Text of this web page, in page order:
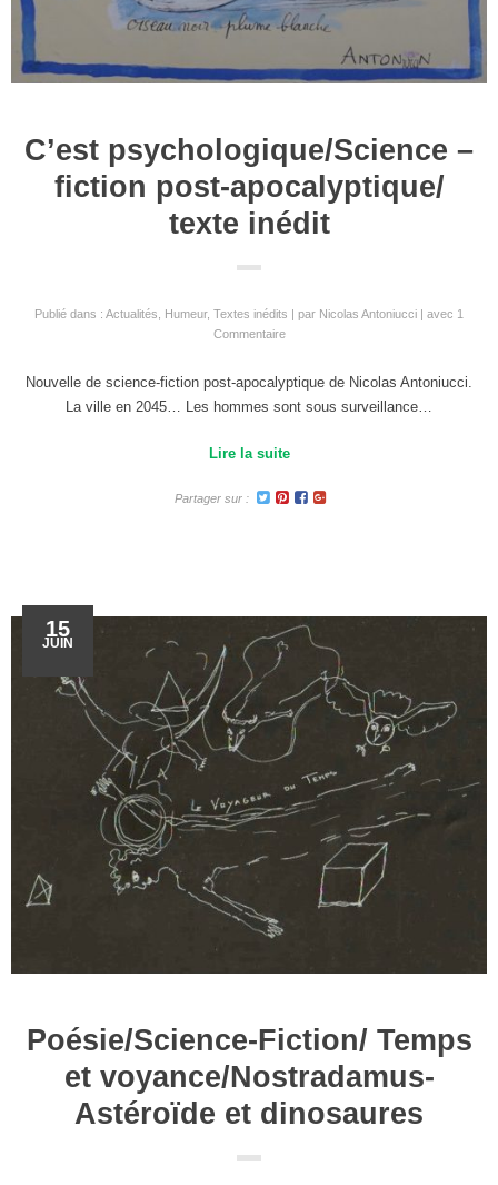
C’est psychologique/Science –
fiction post-apocalyptique/
texte inédit
Publié dans : Actualités, Humeur, Textes inédits par Nicolas Antoniucci avec 1
Commentaire
Nouvelle de science-fiction post-apocalyptique de Nicolas Antoniucci.
La ville en 2045… Les hommes sont sous surveillance…
Lire la suite
Partager sur :
15
JUIN
Poésie/Science-Fiction/ Temps
et voyance/Nostradamus-
Astéroïde et dinosaures